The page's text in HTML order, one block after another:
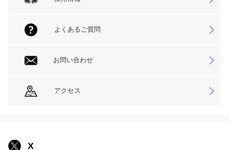
よくあるご質問
お問い合わせ
アクセス
X